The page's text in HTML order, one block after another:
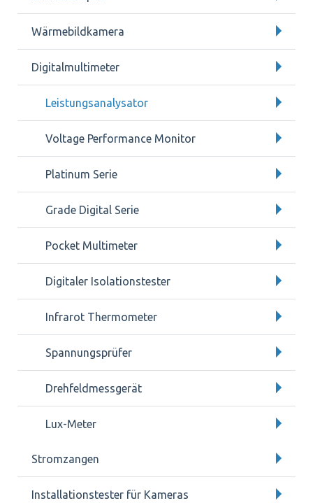
Wärmebildkamera
Digitalmultimeter
Leistungsanalysator
Voltage Performance Monitor
Platinum Serie
Grade Digital Serie
Pocket Multimeter
Digitaler Isolationstester
Infrarot Thermometer
Spannungsprüfer
Drehfeldmessgerät
Lux-Meter
Stromzangen
Installationstester für Kameras